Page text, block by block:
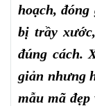
hoạch,
bị trầy
đúng cách.
giản nhưng
mẫu mã